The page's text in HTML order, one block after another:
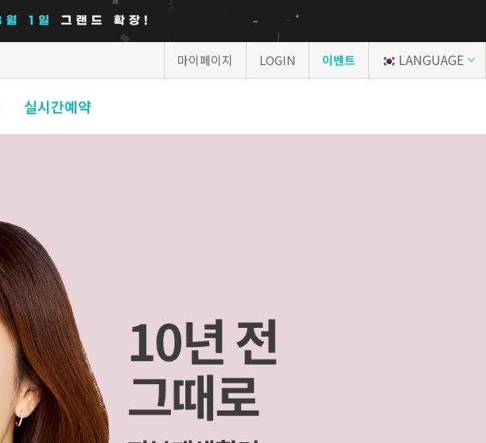
마이페이지 LOGIN 이벤트 LANGUAGE
실시간예약